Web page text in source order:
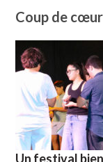
Coup de
Un festival